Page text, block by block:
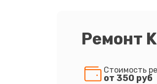
Ремонт
Стоимость
от 350 руб